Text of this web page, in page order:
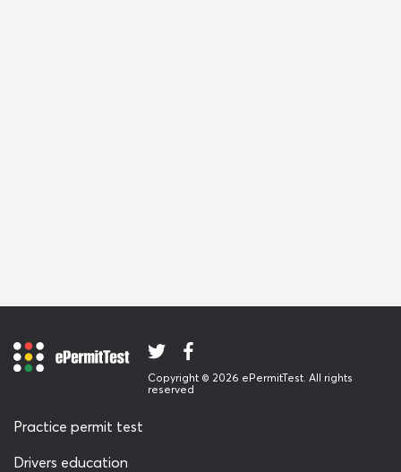
Copyright © 2026 ePermitTest. All rights
reserved
Practice permit test
Drivers education